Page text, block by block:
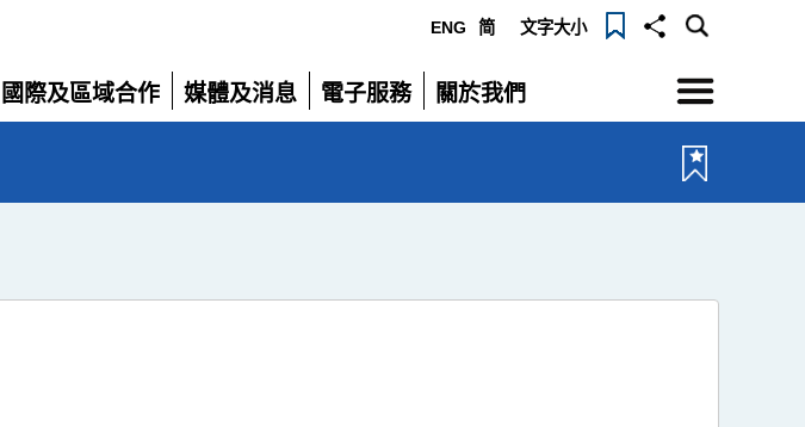
ENG 简 文字大小
國際及區域合作
展
媒體及消息
展
電子服務
展
關於我們
展
選
單